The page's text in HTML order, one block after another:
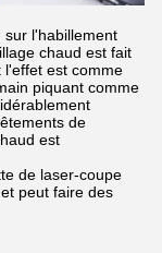
sur l'habillement
chaud est fait
l'effet est comme
piquant comme
de
est
de laser-coupe
peut faire des